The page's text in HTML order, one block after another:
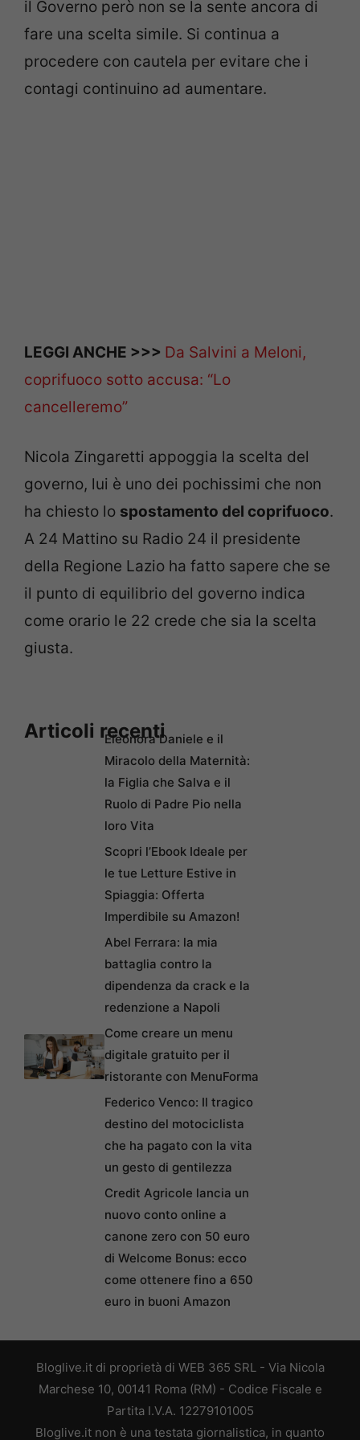
il Governo però non se la sente ancora di
fare una scelta simile. Si continua a
procedere con cautela per evitare che i
contagi continuino ad aumentare.
LEGGI ANCHE >>> Da Salvini a Meloni,
coprifuoco sotto accusa: “Lo
cancelleremo”
Nicola Zingaretti appoggia la scelta del
governo, lui è uno dei pochissimi che non
ha chiesto lo spostamento del coprifuoco.
A 24 Mattino su Radio 24 il presidente
della Regione Lazio ha fatto sapere che se
il punto di equilibrio del governo indica
come orario le 22 crede che sia la scelta
giusta.
Articoli recentiEleonora Daniele e il
Miracolo della Maternità:
la Figlia che Salva e il
Ruolo di Padre Pio nella
loro Vita
Scopri l’Ebook Ideale per
le tue Letture Estive in
Spiaggia: Offerta
Imperdibile su Amazon!
Abel Ferrara: la mia
battaglia contro la
dipendenza da crack e la
redenzione a Napoli
Come creare un menu
digitale gratuito per il
ristorante con MenuForma
Federico Venco: Il tragico
destino del motociclista
che ha pagato con la vita
un gesto di gentilezza
Credit Agricole lancia un
nuovo conto online a
canone zero con 50 euro
di Welcome Bonus: ecco
come ottenere fino a 650
euro in buoni Amazon
Bloglive.it di proprietà di WEB 365 SRL - Via Nicola
Marchese 10, 00141 Roma (RM) - Codice Fiscale e
Partita I.V.A. 12279101005
Bloglive.it non è una testata giornalistica, in quanto